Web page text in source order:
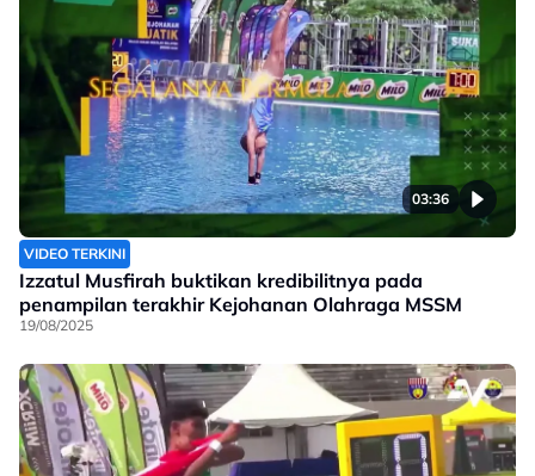
03:36
VIDEO TERKINI
Izzatul Musfirah buktikan kredibilitnya pada
penampilan terakhir Kejohanan Olahraga MSSM
19/08/2025